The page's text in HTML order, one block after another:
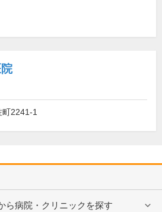
2241-1
ら病院・クリニックを探す